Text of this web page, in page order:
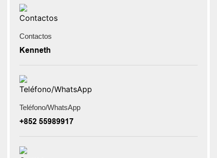
Contactos
Kenneth
Teléfono/WhatsApp
+852 55989917